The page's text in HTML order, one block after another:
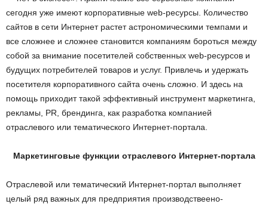
сегодня уже имеют корпоративные web-ресурсы. Количество
сайтов в сети Интернет растет астрономическими темпами и
все сложнее и сложнее становится компаниям бороться между
собой за внимание посетителей собственных web-ресурсов и
будущих потребителей товаров и услуг. Привлечь и удержать
посетителя корпоративного сайта очень сложно. И здесь на
помощь приходит такой эффективный инструмент маркетинга,
рекламы, PR, брендинга, как разработка компанией
отраслевого или тематического Интернет-портала.
Маркетинговые функции отраслевого Интернет-портала
Отраслевой или тематический Интернет-портал выполняет
целый ряд важных для предприятия производствеено-